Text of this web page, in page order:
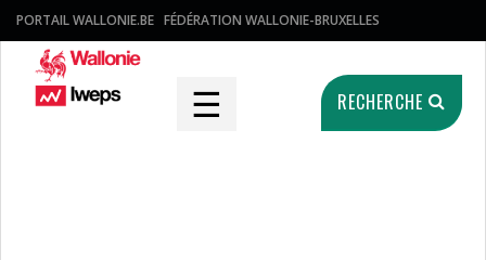
PORTAIL WALLONIE.BE FÉDÉRATION WALLONIE-BRUXELLES
☰ RECHERCHE